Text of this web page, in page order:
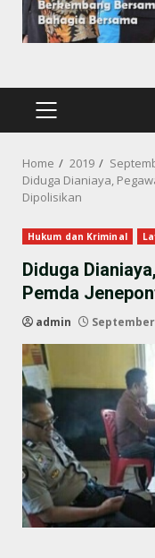
PRIMARY
Home 2019
Diduga Dianiaya,
Dipolisikan
Hukum dan Kriminal
Diduga
Pemda
admin September